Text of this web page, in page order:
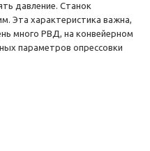
давление. Станок
Эта характеристика важна,
много РВД, на конвейерном
параметров опрессовки